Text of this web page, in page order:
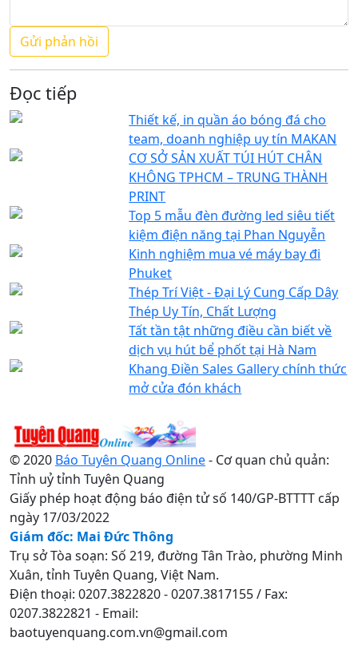
Đọc tiếp
Thiết kế, in quần áo bóng đá cho
team, doanh nghiệp uy tín MAKAN
CƠ SỞ SẢN XUẤT TÚI HÚT CHÂN
KHÔNG TPHCM – TRUNG THÀNH
PRINT
Top 5 mẫu đèn đường led siêu tiết
kiệm điện năng tại Phan Nguyễn
Kinh nghiệm mua vé máy bay đi
Phuket
Thép Trí Việt - Đại Lý Cung Cấp Dây
Thép Uy Tín, Chất Lượng
Tất tần tật những điều cần biết về
dịch vụ hút bể phốt tại Hà Nam
Khang Điền Sales Gallery chính thức
mở cửa đón khách
© 2020 Báo Tuyên Quang Online- Cơ quan chủ quản:
Tỉnh uỷ tỉnh Tuyên Quang
Giấy phép hoạt động báo điện tử số 140/GP-BTTTT cấp
ngày 17/03/2022
Giám đốc: Mai Đức Thông
Trụ sở Tòa soạn: Số 219, đường Tân Trào, phường Minh
Xuân, tỉnh Tuyên Quang, Việt Nam.
Điện thoại: 0207.3822820 - 0207.3817155 / Fax:
0207.3822821 - Email:
baotuyenquang.com.vn@gmail.com